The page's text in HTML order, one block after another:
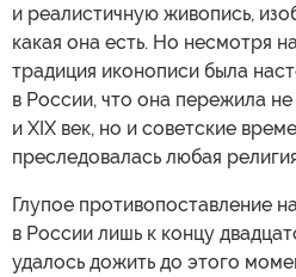
и реалистичную живопись,
какая она есть. Но несмотря
традиция иконописи была
в России, что она пережила
и XIX век, но и советские
преследовалась любая
Глупое противопоставление
в России лишь к концу
удалось дожить до этого